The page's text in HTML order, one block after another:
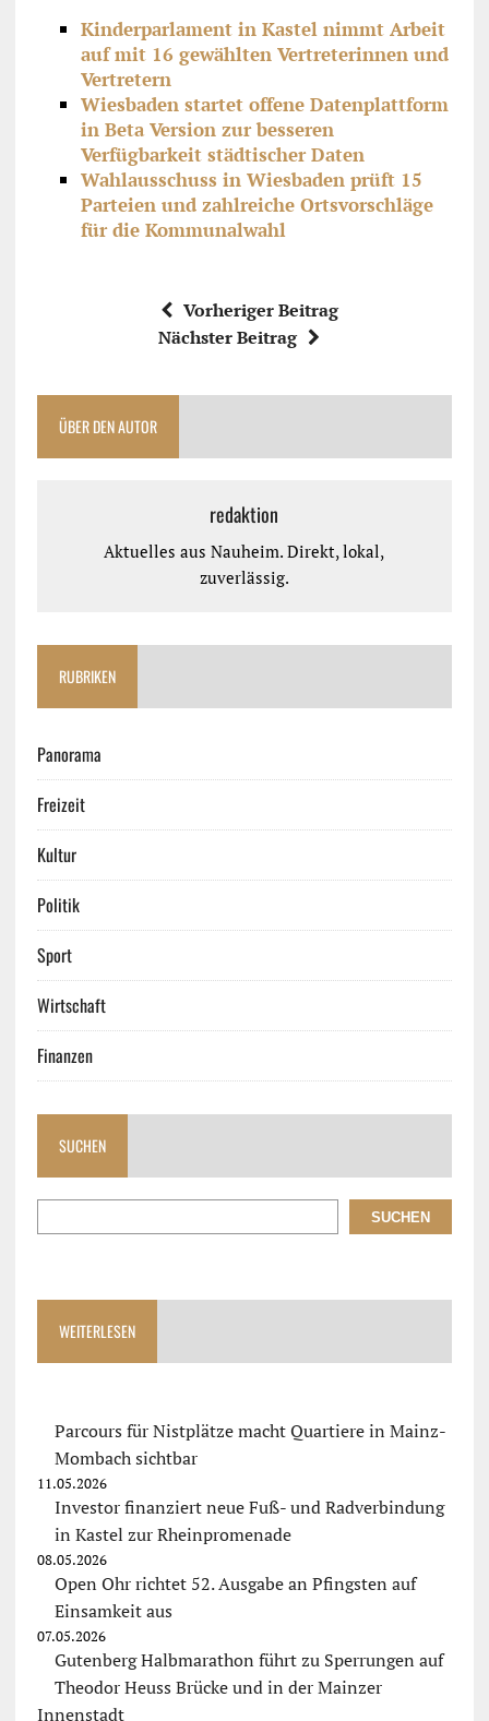
Kinderparlament in Kastel nimmt Arbeit
auf mit 16 gewählten Vertreterinnen und
Vertretern
Wiesbaden startet offene Datenplattform
in Beta Version zur besseren
Verfügbarkeit städtischer Daten
Wahlausschuss in Wiesbaden prüft 15
Parteien und zahlreiche Ortsvorschläge
für die Kommunalwahl
Vorheriger Beitrag
Nächster Beitrag
ÜBER DEN AUTOR
redaktion
Aktuelles aus Nauheim. Direkt, lokal,
zuverlässig.
RUBRIKEN
Panorama
Freizeit
Kultur
Politik
Sport
Wirtschaft
Finanzen
SUCHEN
SUCHEN
WEITERLESEN
Parcours für Nistplätze macht Quartiere in Mainz-
Mombach sichtbar
11.05.2026
Investor finanziert neue Fuß- und Radverbindung
in Kastel zur Rheinpromenade
08.05.2026
Open Ohr richtet 52. Ausgabe an Pfingsten auf
Einsamkeit aus
07.05.2026
Gutenberg Halbmarathon führt zu Sperrungen auf
Theodor Heuss Brücke und in der Mainzer
Innenstadt